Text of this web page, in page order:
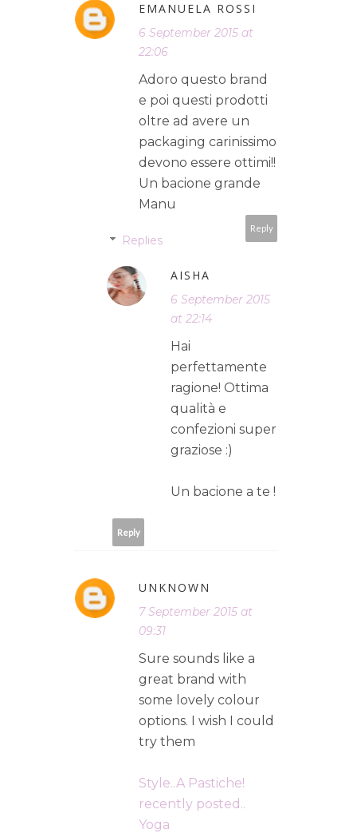
EMANUELA ROSSI
6 September 2015 at
22:06
Adoro questo brand
e poi questi prodotti
oltre ad avere un
packaging carinissimo
devono essere ottimi!!
Un bacione grande
Manu
Reply
Replies
AISHA
6 September 2015
at 22:14
Hai
perfettamente
ragione! Ottima
qualità e
confezioni super
graziose :)
Un bacione a te !
Reply
UNKNOWN
7 September 2015 at
09:31
Sure sounds like a
great brand with
some lovely colour
options. I wish I could
try them
Style..A Pastiche!
recently posted..
Yoga